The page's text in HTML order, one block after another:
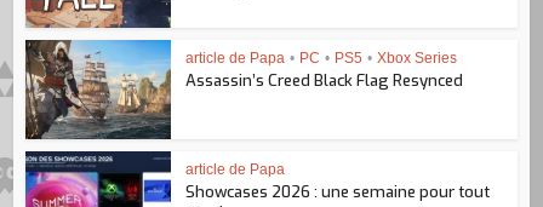
article de Papa • PC • PS5 • Xbox Series
Assassin’s Creed Black Flag Resynced
article de Papa
Showcases 2026 : une semaine pour tout